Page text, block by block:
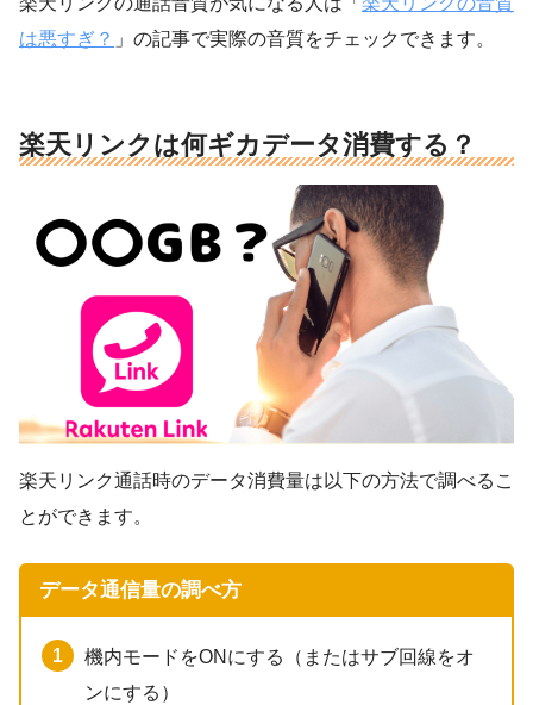
は悪すぎ？ 」の記事で実際の音質をチェックできます。
楽天リンクは何ギカデータ消費する？
楽天リンク通話時のデータ消費量は以下の方法で調べるこ
とができます。
データ通信量の調べ方
機内モードをONにする（またはサブ回線をオ
ンにする）